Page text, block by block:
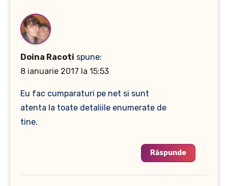
Doina Racoti spune:
8 ianuarie 2017 la 15:53
Eu fac cumparaturi pe net si sunt
atenta la toate detaliile enumerate de
tine.
Răspunde